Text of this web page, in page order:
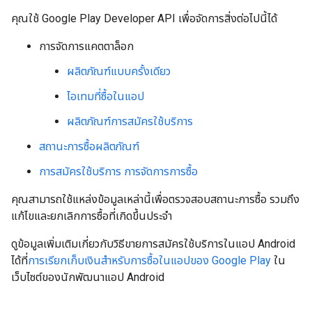
คุณใช้ Google Play Developer API เพื่อจัดการสิ่งต่อไปนี้ได้
การจัดการแคตตาล็อก
ผลิตภัณฑ์แบบครั้งเดียว
ไอเทมที่ซื้อในแอป
ผลิตภัณฑ์การสมัครใช้บริการ
สถานะการซื้อผลิตภัณฑ์
การสมัครใช้บริการ การจัดการการซื้อ
คุณสามารถใช้แหล่งข้อมูลเหล่านี้เพื่อตรวจสอบสถานะการซื้อ รวมถึง
แก้ไขและยกเลิกการซื้อที่เกิดขึ้นประจำ
ดูข้อมูลเพิ่มเติมเกี่ยวกับวิธีขายการสมัครใช้บริการในแอป Android
ได้ที่การเรียกเก็บเงินสำหรับการซื้อในแอปของ Google Play ใน
เว็บไซต์ของนักพัฒนาแอป Android